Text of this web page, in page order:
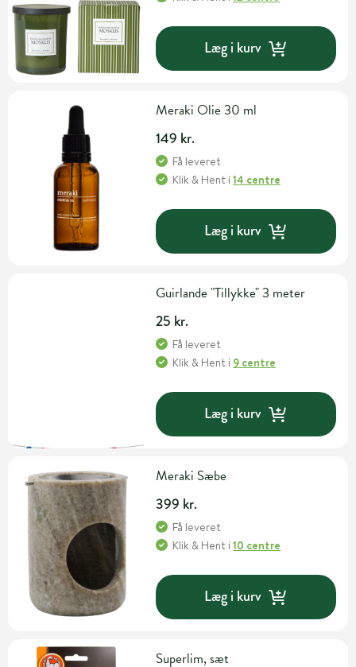
Læg i kurv
Meraki Olie 30 ml
149 kr.
Få leveret
Klik & Hent i14 centre
Læg i kurv
Guirlande "Tillykke" 3 meter
25 kr.
Få leveret
Klik & Hent i 9 centre
Læg i kurv
Meraki Sæbe
399 kr.
Få leveret
Klik & Hent i10 centre
Læg i kurv
Superlim, sæt